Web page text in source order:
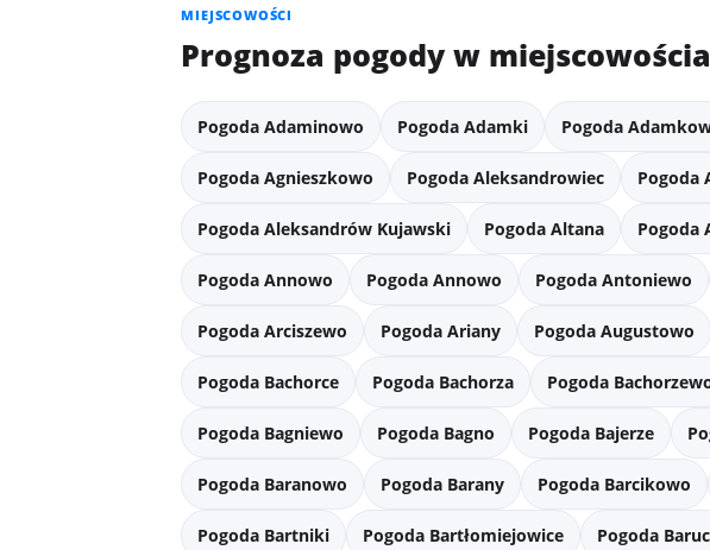
MIEJSCOWOŚCI
Prognoza pogody w
Pogoda Adaminowo Pogoda Adamki Pogoda
Pogoda Agnieszkowo Pogoda Aleksandrowiec Pogoda
Pogoda Aleksandrów Kujawski Pogoda Altana Pogoda
Pogoda Annowo Pogoda Annowo Pogoda Antoniewo
Pogoda Arciszewo Pogoda Ariany Pogoda Augustowo
Pogoda Bachorce Pogoda Bachorza Pogoda
Pogoda Bagniewo Pogoda Bagno Pogoda Bajerze
Pogoda Baranowo Pogoda Barany Pogoda Barcikowo
Pogoda Bartniki Pogoda Bartłomiejowice Pogoda